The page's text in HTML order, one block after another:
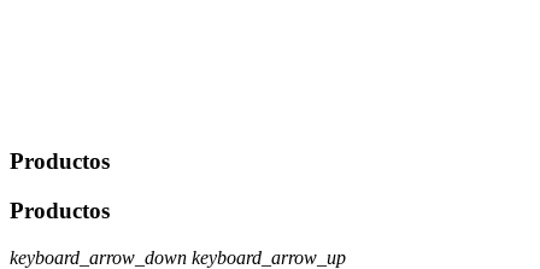
Productos
Productos
keyboard_arrow_down keyboard_arrow_up